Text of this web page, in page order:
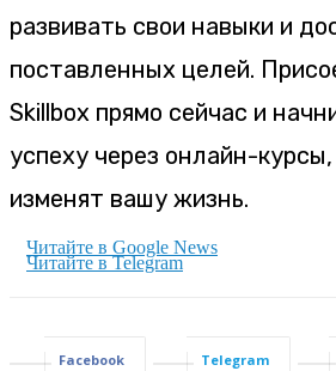
развивать свои навыки и
поставленных целей.
Skillbox прямо сейчас и
успеху через онлайн-
изменят вашу жизнь.
Читайте в Google News
Читайте в Telegram
Facebook Telegram